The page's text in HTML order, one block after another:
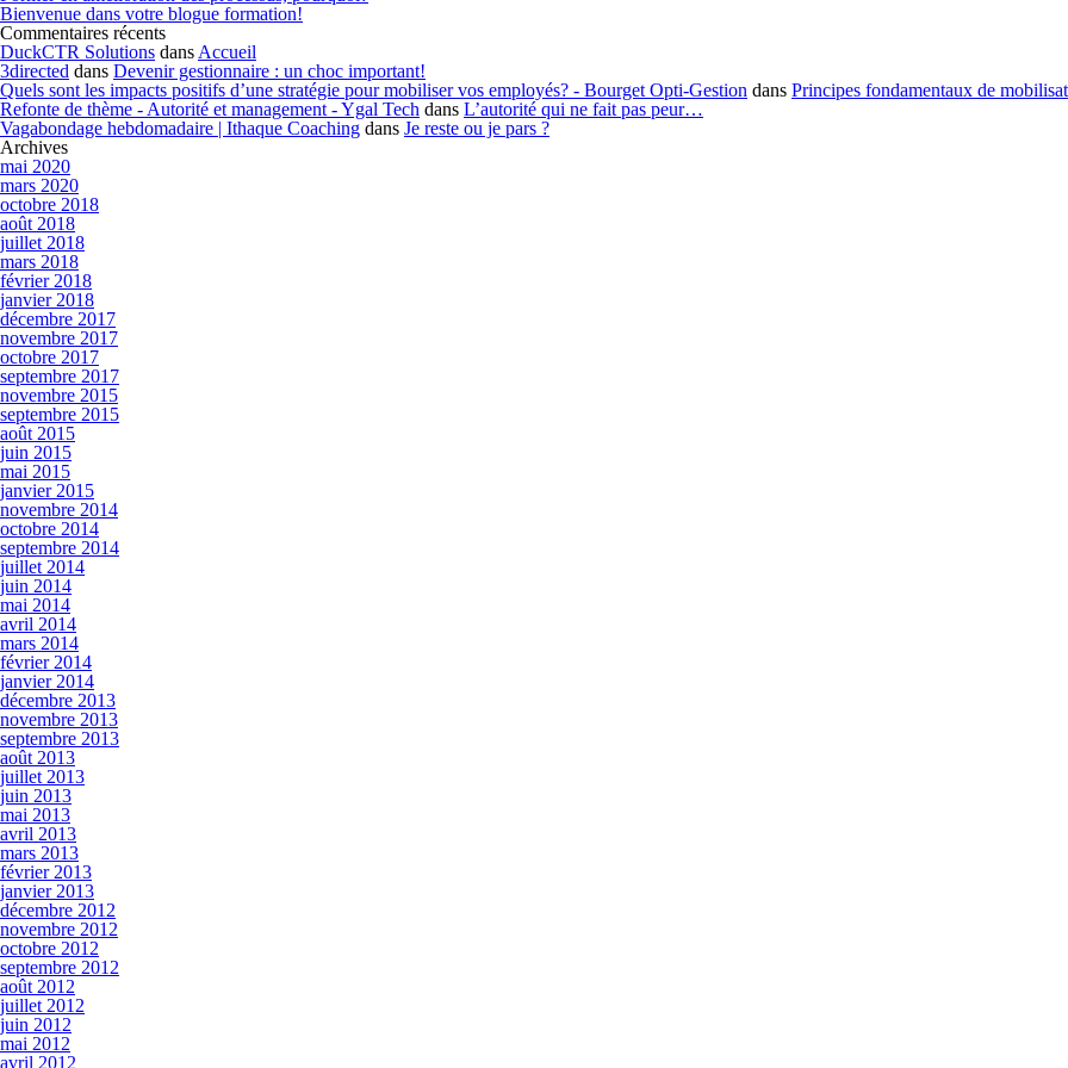
Bienvenue dans votre blogue formation!
Commentaires récents
DuckCTR Solutions dans Accueil
3directed dans Devenir gestionnaire : un choc important!
Quels sont les impacts positifs d’une stratégie pour mobiliser vos employés? - Bourget Opti-Gestion dans Principes fondamentaux de
Refonte de thème - Autorité et management - Ygal Tech dans L’autorité qui ne fait pas peur…
Vagabondage hebdomadaire | Ithaque Coaching dans Je reste ou je pars ?
Archives
mai 2020
mars 2020
octobre 2018
août 2018
juillet 2018
mars 2018
février 2018
janvier 2018
décembre 2017
novembre 2017
octobre 2017
septembre 2017
novembre 2015
septembre 2015
août 2015
juin 2015
mai 2015
janvier 2015
novembre 2014
octobre 2014
septembre 2014
juillet 2014
juin 2014
mai 2014
avril 2014
mars 2014
février 2014
janvier 2014
décembre 2013
novembre 2013
septembre 2013
août 2013
juillet 2013
juin 2013
mai 2013
avril 2013
mars 2013
février 2013
janvier 2013
décembre 2012
novembre 2012
octobre 2012
septembre 2012
août 2012
juillet 2012
juin 2012
mai 2012
avril 2012